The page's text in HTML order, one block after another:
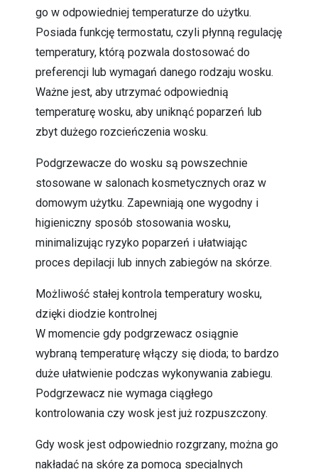
go w odpowiedniej temperaturze do użytku.
Posiada funkcję termostatu, czyli płynną regulację
temperatury, którą pozwala dostosować do
preferencji lub wymagań danego rodzaju wosku.
Ważne jest, aby utrzymać odpowiednią
temperaturę wosku, aby uniknąć poparzeń lub
zbyt dużego rozcieńczenia wosku.
Podgrzewacze do wosku są powszechnie
stosowane w salonach kosmetycznych oraz w
domowym użytku. Zapewniają one wygodny i
higieniczny sposób stosowania wosku,
minimalizując ryzyko poparzeń i ułatwiając
proces depilacji lub innych zabiegów na skórze.
Możliwość stałej kontrola temperatury wosku,
dzięki diodzie kontrolnej
W momencie gdy podgrzewacz osiągnie
wybraną temperaturę włączy się dioda; to bardzo
duże ułatwienie podczas wykonywania zabiegu.
Podgrzewacz nie wymaga ciągłego
kontrolowania czy wosk jest już rozpuszczony.
Gdy wosk jest odpowiednio rozgrzany, można go
nakładać na skórę za pomocą specjalnych